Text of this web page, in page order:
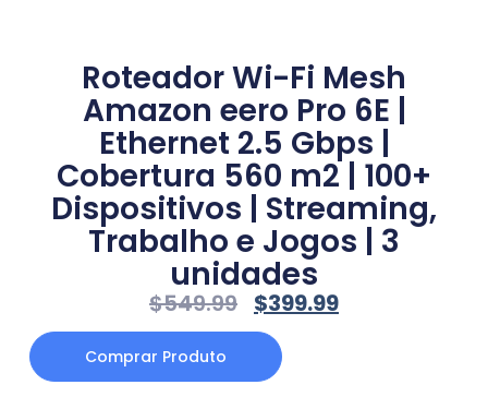
Roteador Wi-Fi Mesh
Amazon eero Pro 6E |
Ethernet 2.5 Gbps |
Cobertura 560 m2 | 100+
Dispositivos | Streaming,
Trabalho e Jogos | 3
unidades
$549.99 $399.99
Comprar Produto